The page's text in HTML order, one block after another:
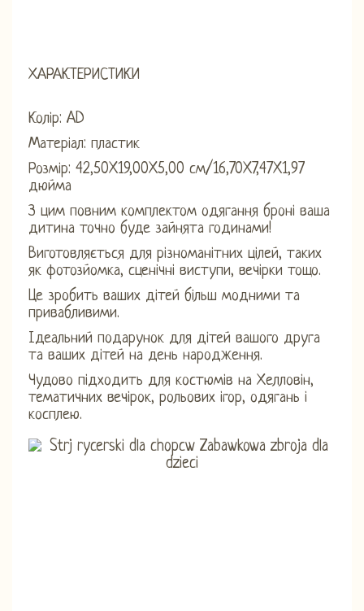
ХАРАКТЕРИСТИКИ
Колір: AD
Матеріал: пластик
Розмір: 42,50X19,00X5,00 см/16,70X7,47X1,97
дюйма
З цим повним комплектом одягання броні ваша
дитина точно буде зайнята годинами!
Виготовляється для різноманітних цілей, таких
як фотозйомка, сценічні виступи, вечірки тощо.
Це зробить ваших дітей більш модними та
привабливими.
Ідеальний подарунок для дітей вашого друга
та ваших дітей на день народження.
Чудово підходить для костюмів на Хелловін,
тематичних вечірок, рольових ігор, одягань і
косплею.